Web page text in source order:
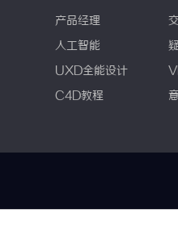
产品经理
人工智能
UXD全能设计
C4D教程